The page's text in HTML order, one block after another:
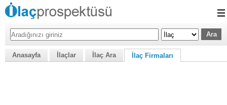
Anasayfa İlaçlar İlaç Ara İlaç Firmaları